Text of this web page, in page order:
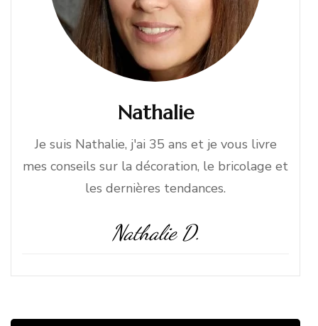
Nathalie
Je suis Nathalie, j'ai 35 ans et je vous livre
mes conseils sur la décoration, le bricolage et
les dernières tendances.
Nathalie D.